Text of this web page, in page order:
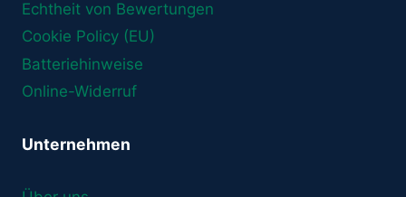
Echtheit von Bewertungen
Cookie Policy (EU)
Batteriehinweise
Online-Widerruf
Unternehmen